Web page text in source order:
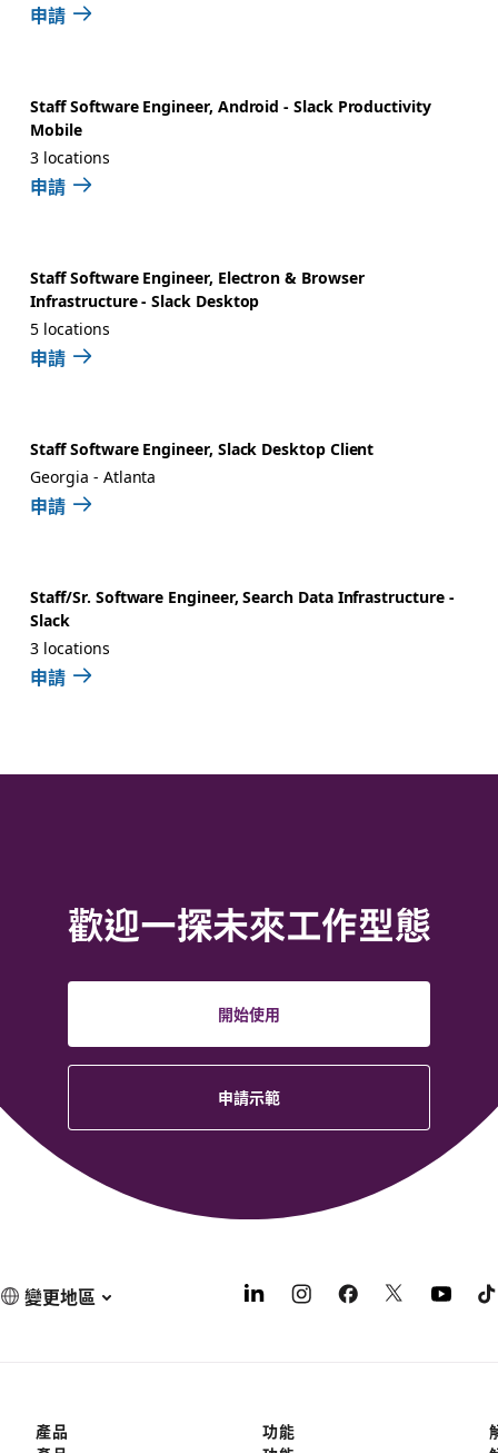
申請
Staff Software Engineer, Android - Slack Productivity
Mobile
3 locations
申請
Staff Software Engineer, Electron & Browser
Infrastructure - Slack Desktop
5 locations
申請
Staff Software Engineer, Slack Desktop Client
Georgia - Atlanta
申請
Staff/Sr. Software Engineer, Search Data Infrastructure -
Slack
3 locations
申請
歡迎一探未來工作型態
開始使用
申請示範
變更地區
產品
功能